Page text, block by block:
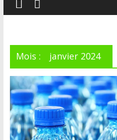
Mois : janvier 2024